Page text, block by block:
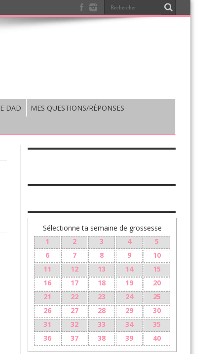
DAD
MES QUESTIONS/RÉPONSES
Sélectionne ta semaine de grossesse
1
2 3 4
5
6
7 8 9
10
11
12 13 14
15
16
17 18 19
20
21
22 23 24
25
26
27 28 29
30
31
32 33 34
35
36
37 38 39 40